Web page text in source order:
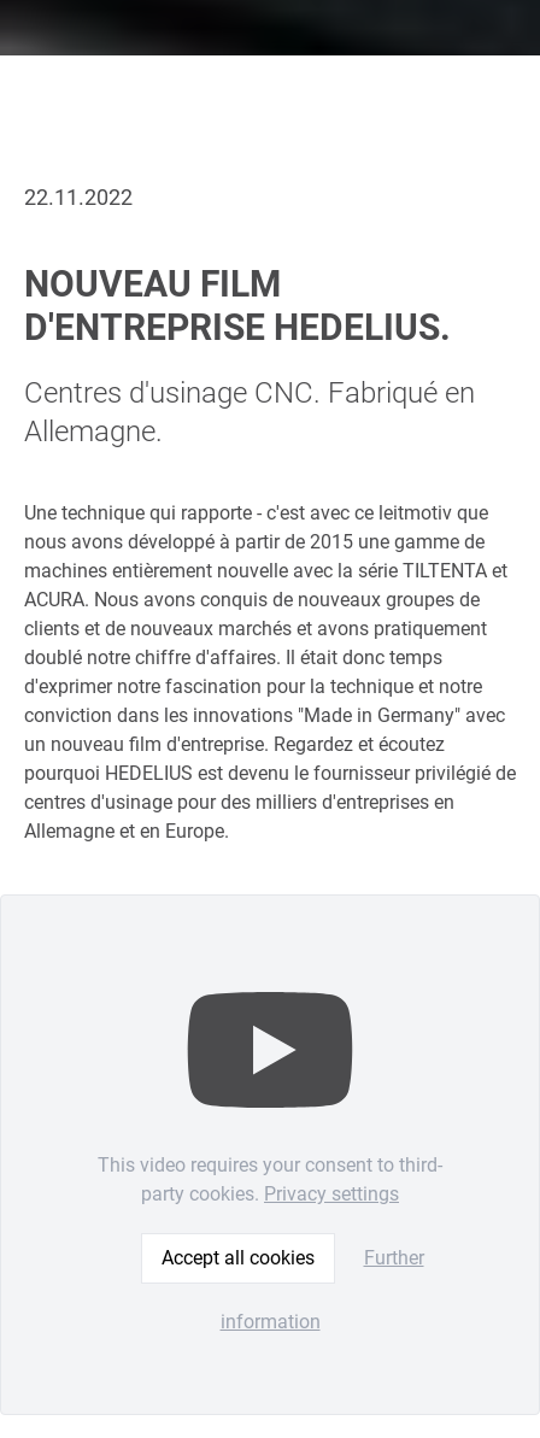
22.11.2022
NOUVEAU FILM
D'ENTREPRISE HEDELIUS.
Centres d'usinage CNC. Fabriqué en
Allemagne.
Une technique qui rapporte - c'est avec ce leitmotiv que
nous avons développé à partir de 2015 une gamme de
machines entièrement nouvelle avec la série TILTENTA et
ACURA. Nous avons conquis de nouveaux groupes de
clients et de nouveaux marchés et avons pratiquement
doublé notre chiffre d'affaires. Il était donc temps
d'exprimer notre fascination pour la technique et notre
conviction dans les innovations "Made in Germany" avec
un nouveau film d'entreprise. Regardez et écoutez
pourquoi HEDELIUS est devenu le fournisseur privilégié de
centres d'usinage pour des milliers d'entreprises en
Allemagne et en Europe.
This video requires your consent to third-
party cookies. Privacy settings
Accept all cookies Further
information